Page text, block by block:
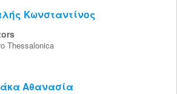
Κωνσταντίνος
Thessalonica
Αθανασία